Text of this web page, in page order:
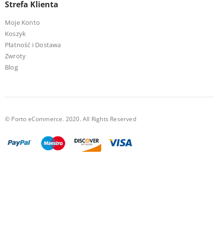
Strefa Klienta
Moje Konto
Koszyk
Płatność i Dostawa
Zwroty
Blog
© Porto eCommerce. 2020. All Rights Reserved